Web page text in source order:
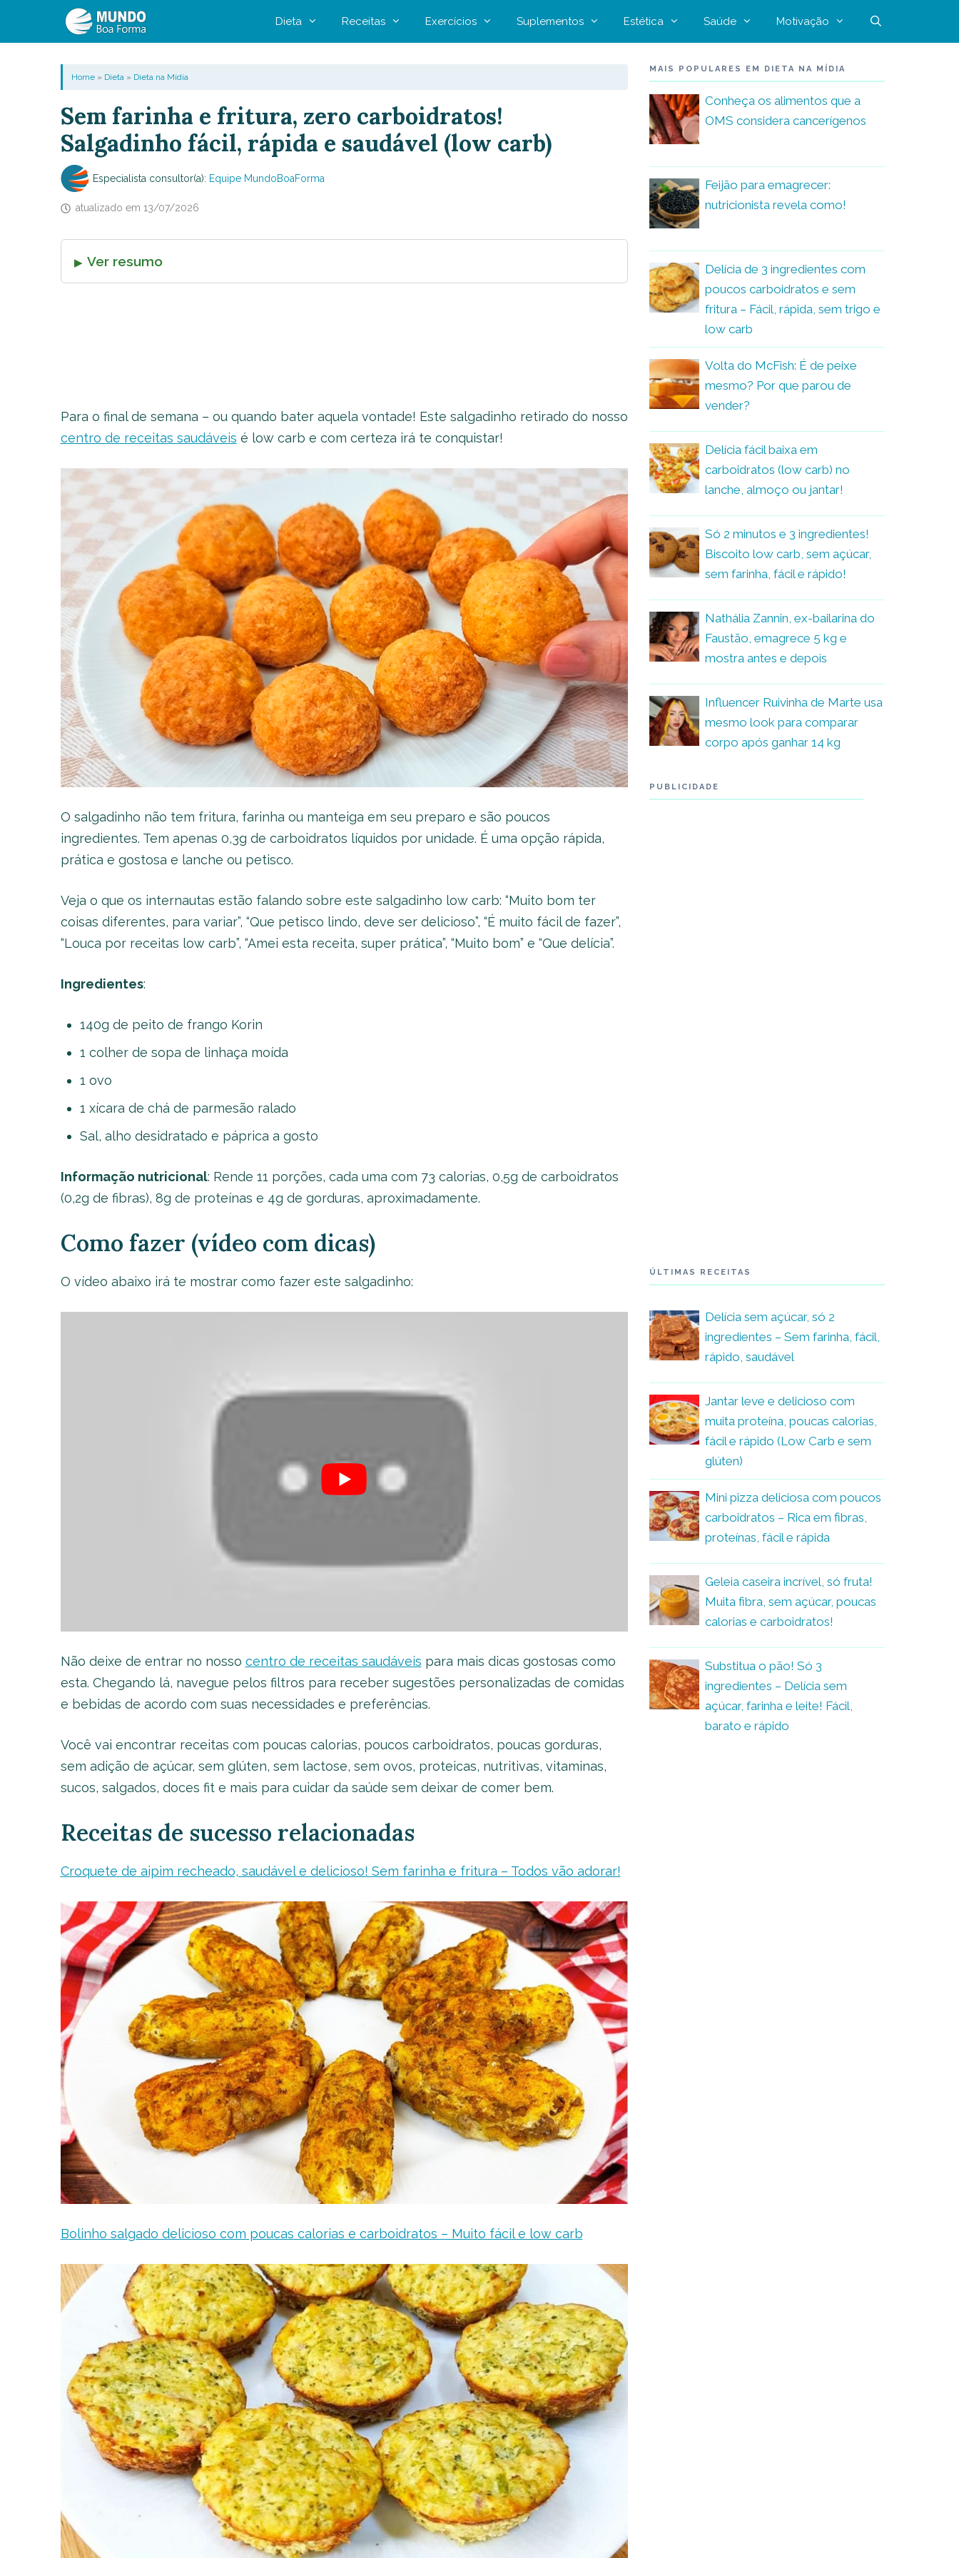
Dieta Receitas Exercícios Suplementos Estética Saúde Motivação
Home» Dieta» Dieta na Mídia
Sem farinha e fritura, zero carboidratos!
Salgadinho fácil, rápida e saudável (low carb)
Especialista consultor(a): Equipe MundoBoaForma
atualizado em 13/07/2026
Ver resumo
Para o final de semana – ou quando bater aquela vontade! Este salgadinho retirado do nosso
centro de receitas saudáveis é low carb e com certeza irá te conquistar!
O salgadinho não tem fritura, farinha ou manteiga em seu preparo e são poucos
ingredientes. Tem apenas 0,3g de carboidratos líquidos por unidade. É uma opção rápida,
prática e gostosa e lanche ou petisco.
Veja o que os internautas estão falando sobre este salgadinho low carb: “Muito bom ter
coisas diferentes, para variar”, “Que petisco lindo, deve ser delicioso”, “É muito fácil de fazer”,
“Louca por receitas low carb”, “Amei esta receita, super prática”, “Muito bom” e “Que delícia”.
Ingredientes:
140g de peito de frango Korin
1 colher de sopa de linhaça moída
1 ovo
1 xícara de chá de parmesão ralado
Sal, alho desidratado e páprica a gosto
Informação nutricional: Rende 11 porções, cada uma com 73 calorias, 0,5g de carboidratos
(0,2g de fibras), 8g de proteínas e 4g de gorduras, aproximadamente.
Como fazer (vídeo com dicas)
O vídeo abaixo irá te mostrar como fazer este salgadinho:
Não deixe de entrar no nosso centro de receitas saudáveis para mais dicas gostosas como
esta. Chegando lá, navegue pelos filtros para receber sugestões personalizadas de comidas
e bebidas de acordo com suas necessidades e preferências.
Você vai encontrar receitas com poucas calorias, poucos carboidratos, poucas gorduras,
sem adição de açúcar, sem glúten, sem lactose, sem ovos, proteicas, nutritivas, vitaminas,
sucos, salgados, doces fit e mais para cuidar da saúde sem deixar de comer bem.
Receitas de sucesso relacionadas
Croquete de aipim recheado, saudável e delicioso! Sem farinha e fritura – Todos vão adorar!
Bolinho salgado delicioso com poucas calorias e carboidratos – Muito fácil e low carb
MAIS POPULARES EM DIETA NA MÍDIA
Conheça os alimentos que a
OMS considera cancerígenos
Feijão para emagrecer:
nutricionista revela como!
Delícia de 3 ingredientes com
poucos carboidratos e sem
fritura – Fácil, rápida, sem trigo e
low carb
Volta do McFish: É de peixe
mesmo? Por que parou de
vender?
Delícia fácil baixa em
carboidratos (low carb) no
lanche, almoço ou jantar!
Só 2 minutos e 3 ingredientes!
Biscoito low carb, sem açúcar,
sem farinha, fácil e rápido!
Nathália Zannin, ex-bailarina do
Faustão, emagrece 5 kg e
mostra antes e depois
Influencer Ruivinha de Marte usa
mesmo look para comparar
corpo após ganhar 14 kg
PUBLICIDADE
ÚLTIMAS RECEITAS
Delícia sem açúcar, só 2
ingredientes – Sem farinha, fácil,
rápido, saudável
Jantar leve e delicioso com
muita proteína, poucas calorias,
fácil e rápido (Low Carb e sem
glúten)
Mini pizza deliciosa com poucos
carboidratos – Rica em fibras,
proteínas, fácil e rápida
Geleia caseira incrível, só fruta!
Muita fibra, sem açúcar, poucas
calorias e carboidratos!
Substitua o pão! Só 3
ingredientes – Delícia sem
açúcar, farinha e leite! Fácil,
barato e rápido